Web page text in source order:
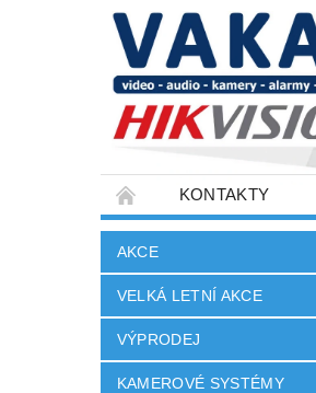
KONTAKTY
SLOVNÍK POJMŮ
AKCE
VELKÁ LETNÍ AKCE
VÝPRODEJ
KAMEROVÉ SYSTÉMY